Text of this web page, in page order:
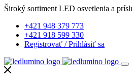
Široký sortiment LED osvetlenia a
+421 948 379 773
+421 918 599 330
Registrovať /Prihlásiť sa